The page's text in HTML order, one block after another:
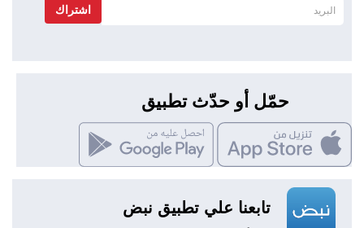
اشتراك
حمّل أو حدّث تطبيق
تابعنا علي تطبيق نبض